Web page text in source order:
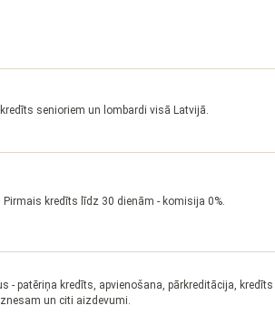
senioriem un lombardi visā Latvijā.
Pirmais kredīts līdz 30 dienām - komisija 0%.
- patēriņa kredīts, apvienošana, pārkreditācija,
un citi aizdevumi.